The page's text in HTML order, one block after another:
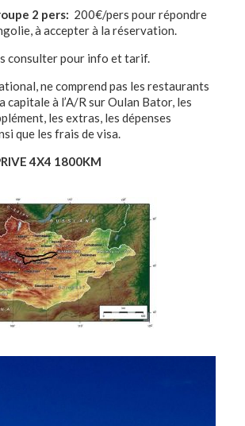
2 pers: 200€/pers pour répondre
à accepter à la réservation.
consulter pour info et tarif.
ne comprend pas les restaurants
capitale à l’A/R sur Oulan Bator, les
les extras, les dépenses
que les frais de visa.
4X4 1800KM